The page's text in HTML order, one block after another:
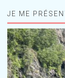
JE ME